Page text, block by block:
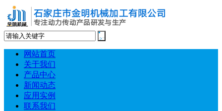
网站首页
关于我们
产品中心
新闻动态
应用实例
联系我们